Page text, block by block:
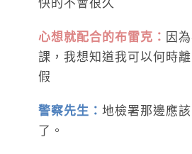
快的不會很久
心想就配合的布雷克： 因
課，我想知道我可以何時
假
警察先生： 地檢署那邊應
了。